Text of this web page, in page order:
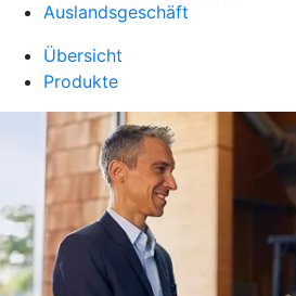
Auslandsgeschäft
Übersicht
Produkte